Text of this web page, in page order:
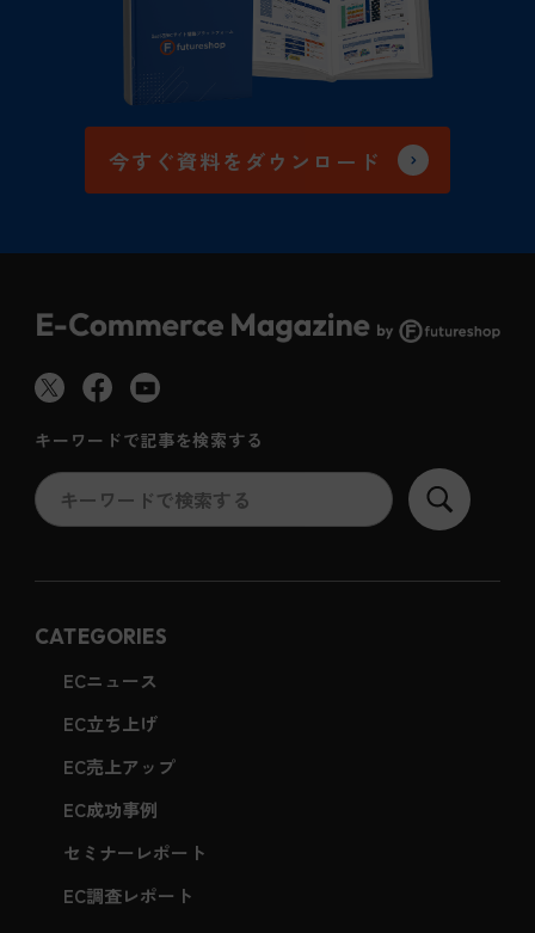
今すぐ資料をダウンロード
キーワードで記事を検索する
CATEGORIES
ECニュース
EC立ち上げ
EC売上アップ
EC成功事例
セミナーレポート
EC調査レポート